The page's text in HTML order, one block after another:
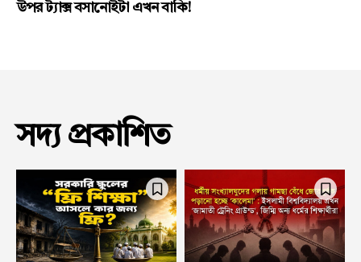
উপর ট্যাক্স বসানোইটা এখন বাকি!
সদ্য প্রকাশিত